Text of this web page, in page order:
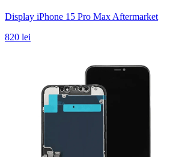
Display iPhone 15 Pro Max Aftermarket
820 lei